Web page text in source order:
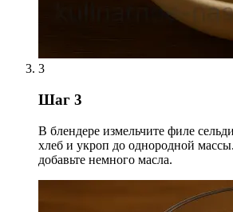
3
Шаг 3
В блендере измельчите филе
хлеб и укроп до однородной
добавьте немного масла.